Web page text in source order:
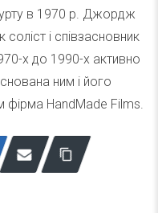
в 1970 р. Джордж
і співзасновник
х до 1990-х активно
ним і його
HandMade Films.